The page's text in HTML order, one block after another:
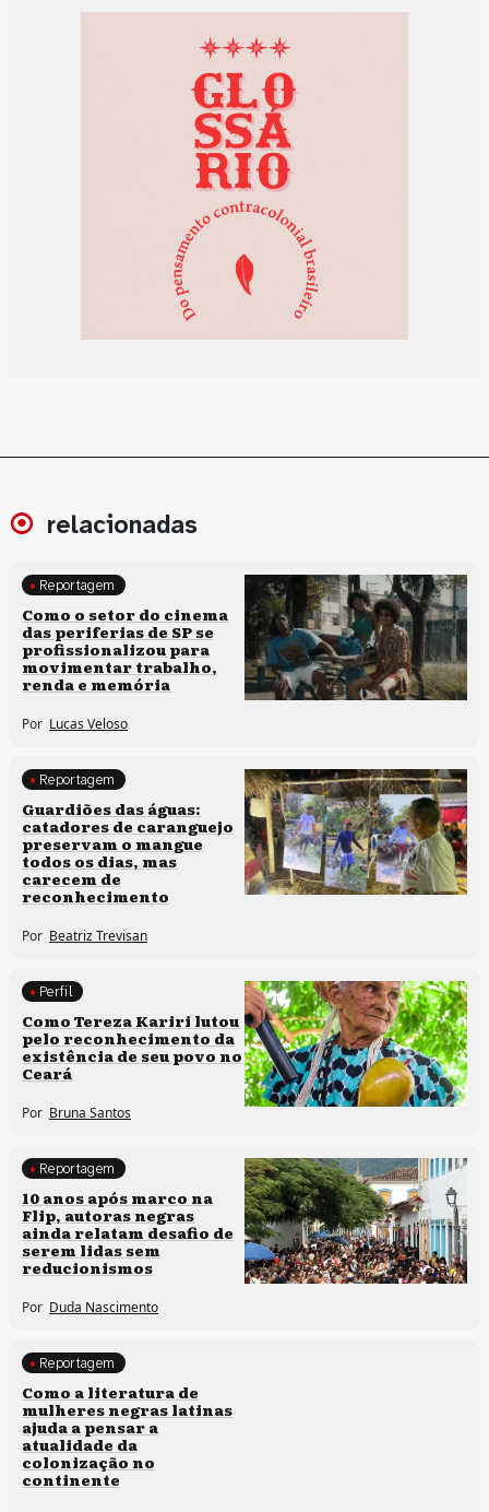
relacionadas
Políticas culturais
Reportagem
Como o setor do cinema
das periferias de SP se
profissionalizou para
movimentar trabalho,
renda e memória
Por Lucas Veloso
Clima e cultura
Reportagem
Guardiões das águas:
catadores de caranguejo
preservam o mangue
todos os dias, mas
carecem de
reconhecimento
Por Beatriz Trevisan
Comunidades tradicionais
Perfil
Como Tereza Kariri lutou
pelo reconhecimento da
existência de seu povo no
Ceará
Por Bruna Santos
Processos artísticos
Reportagem
10 anos após marco na
Flip, autoras negras
ainda relatam desafio de
serem lidas sem
reducionismos
Por Duda Nascimento
Direitos humanos
Reportagem
Como a literatura de
mulheres negras latinas
ajuda a pensar a
atualidade da
colonização no
continente